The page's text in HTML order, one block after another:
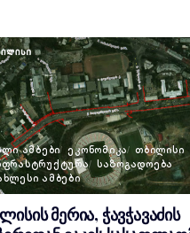
ᲐᲛᲑᲔᲑᲘ ᲔᲙᲝᲜᲝᲛᲘᲙᲐ ᲗᲑᲘᲚᲘᲡᲘ
ᲡᲐᲖᲝᲒᲐᲓᲝᲔᲑᲐ
ᲐᲛᲑᲔᲑᲘ
მერია, ჭავჭავაძის